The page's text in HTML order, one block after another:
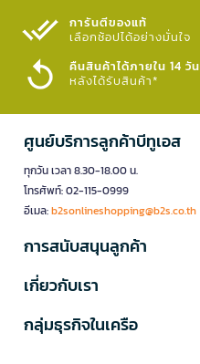
การันตีของแท้
เลือกช้อปได้อย่างมั่นใจ​
คืนสินค้าได้ภายใน 14 วัน
หลังได้รับสินค้า*
ศูนย์บริการลูกค้าบีทูเอส
ทุกวัน เวลา 8.30-18.00 น.
โทรศัพท์: 02-115-0999
อีเมล:b2sonlineshopping@b2s.co.th
การสนับสนุนลูกค้า
เกี่ยวกับเรา
กลุ่มธุรกิจในเครือ